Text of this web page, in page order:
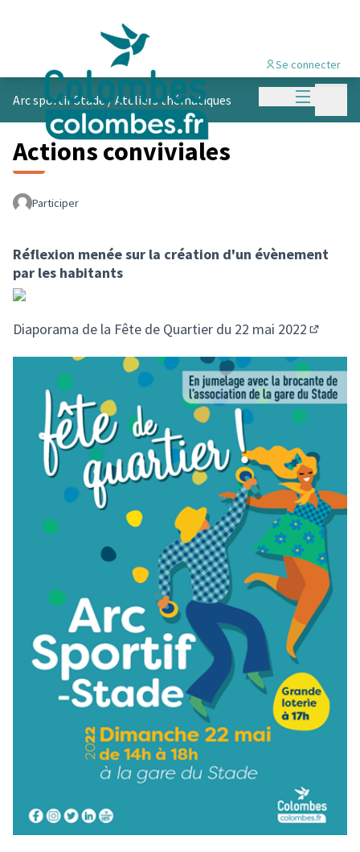
Menu
Se connecter
Arc sportif Stade/Ateliers thématiques
Actions conviviales
Participer
Réflexion menée sur la création d'un évènement
par les habitants
Diaporama de la Fête de Quartier du 22 mai 2022